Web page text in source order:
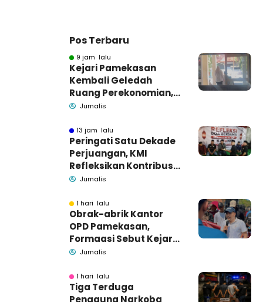
Pos Terbaru
9 jam lalu
Kejari Pamekasan
Kembali Geledah
Ruang Perekonomian,
Pidsus: Tunggu Saja!
Jurnalis
13 jam lalu
Peringati Satu Dekade
Perjuangan, KMI
Refleksikan Kontribusi
untuk Masyarakat
Jurnalis
1 hari lalu
Obrak-abrik Kantor
OPD Pamekasan,
Formaasi Sebut Kejari
Pamekasan
Jurnalis
1 hari lalu
Tiga Terduga